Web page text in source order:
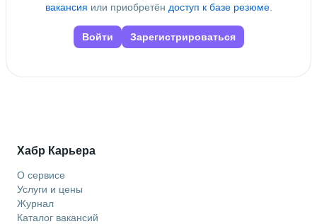
вакансия или приобретён доступ к базе резюме.
Войти Зарегистрироваться
Хабр Карьера
О сервисе
Услуги и цены
Журнал
Каталог вакансий